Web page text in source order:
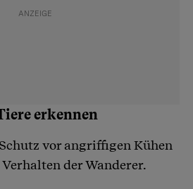
erkennen
vor angriffigen Kühen
der Wanderer.